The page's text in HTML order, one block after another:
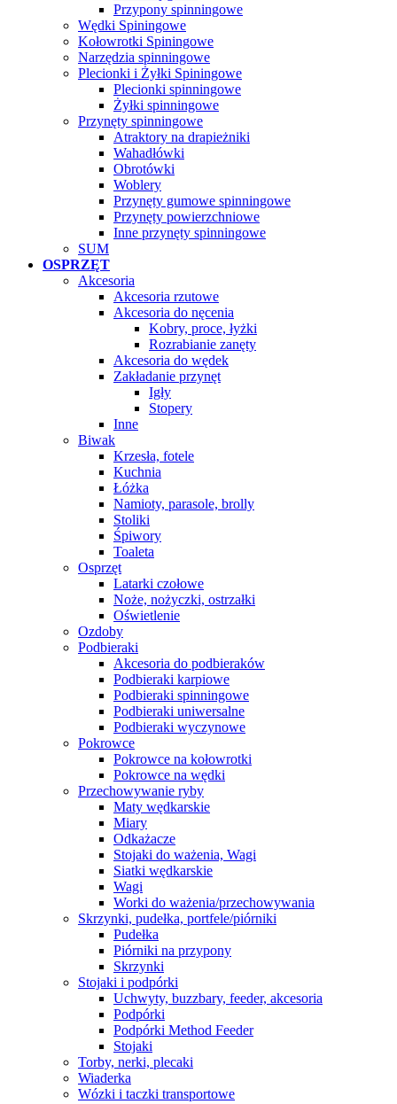
Przypony spinningowe
Wędki Spiningowe
Kołowrotki Spiningowe
Narzędzia spinningowe
Plecionki i Żyłki Spiningowe
Plecionki spinningowe
Żyłki spinningowe
Przynęty spinningowe
Atraktory na drapieżniki
Wahadłówki
Obrotówki
Woblery
Przynęty gumowe spinningowe
Przynęty powierzchniowe
Inne przynęty spinningowe
SUM
OSPRZĘT
Akcesoria
Akcesoria rzutowe
Akcesoria do nęcenia
Kobry, proce, łyżki
Rozrabianie zanęty
Akcesoria do wędek
Zakładanie przynęt
Igły
Stopery
Inne
Biwak
Krzesła, fotele
Kuchnia
Łóżka
Namioty, parasole, brolly
Stoliki
Śpiwory
Toaleta
Osprzęt
Latarki czołowe
Noże, nożyczki, ostrzałki
Oświetlenie
Ozdoby
Podbieraki
Akcesoria do podbieraków
Podbieraki karpiowe
Podbieraki spinningowe
Podbieraki uniwersalne
Podbieraki wyczynowe
Pokrowce
Pokrowce na kołowrotki
Pokrowce na wędki
Przechowywanie ryby
Maty wędkarskie
Miary
Odkażacze
Stojaki do ważenia, Wagi
Siatki wędkarskie
Wagi
Worki do ważenia/przechowywania
Skrzynki, pudełka, portfele/piórniki
Pudełka
Piórniki na przypony
Skrzynki
Stojaki i podpórki
Uchwyty, buzzbary, feeder, akcesoria
Podpórki
Podpórki Method Feeder
Stojaki
Torby, nerki, plecaki
Wiaderka
Wózki i taczki transportowe